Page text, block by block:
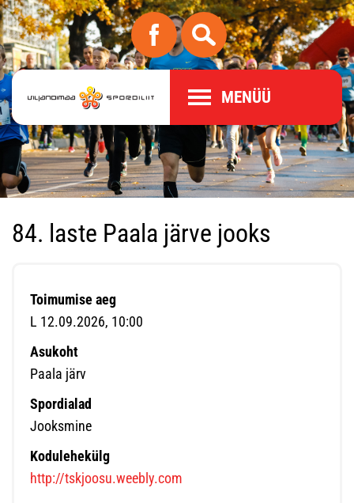
MENÜÜ
84. laste Paala järve jooks
Toimumise aeg
L 12.09.2026, 10:00
Asukoht
Paala järv
Spordialad
Jooksmine
Kodulehekülg
http://tskjoosu.weebly.com